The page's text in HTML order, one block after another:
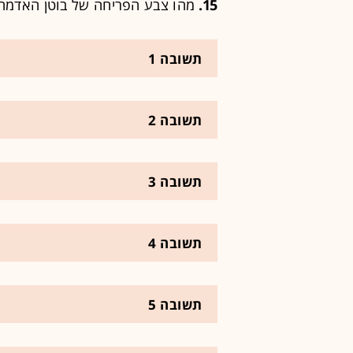
15. מהו צבע הפריחה של בוטן
תשובה 1
תשובה 2
תשובה 3
תשובה 4
תשובה 5